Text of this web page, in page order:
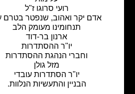
רועי סרוגו ז"ל
אדם יקר ואהוב, שנפטר בטרם עת
תנחומינו מעומק הלב
ארנון בר-דוד
יו"ר ההסתדרות
וחברי הנהגת ההסתדרות
יו"ר הסתדרות עובדי
הבניין והתעשיות הנלוות.